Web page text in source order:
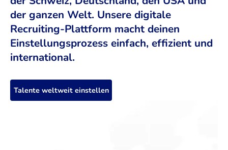
der ganzen Welt. Unsere digitale
Recruiting-Plattform macht deinen
Einstellungsprozess einfach, effizient und
international.
Talente weltweit einstellen